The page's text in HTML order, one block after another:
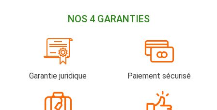
NOS 4 GARANTIES
Garantie juridique Paiement sécurisé